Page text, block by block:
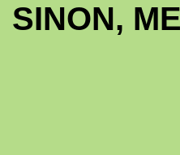
SINON,